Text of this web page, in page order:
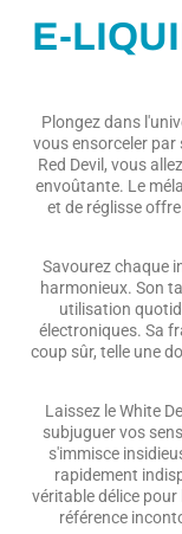
E-
Plongez dans
vous ensorceler par
Red Devil, vous
envoûtante. Le
et de réglisse
Savourez chaque
harmonieux. Son
utilisation
électroniques. Sa
coup sûr, telle une
Laissez le White
subjuguer vos
s'immisce
rapidement
véritable délice
référence